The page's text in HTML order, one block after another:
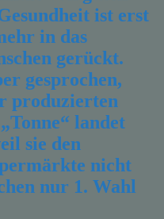
ist erst
in das
gerückt.
gesprochen,
produzierten
landet
sie den
nicht
nur 1. Wahl